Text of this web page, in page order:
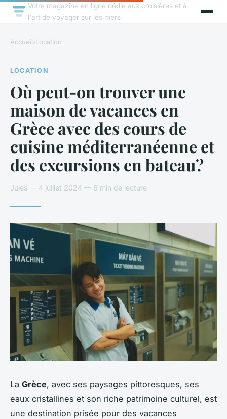
Votre magazine en ligne dédié aux croisières et à
l'art de voyager sur les mers
Accueil›Location
LOCATION
Où peut-on trouver une
maison de vacances en
Grèce avec des cours de
cuisine méditerranéenne et
des excursions en bateau?
Jules — 4 juillet 2024 — 6 min de lecture
La Grèce, avec ses paysages pittoresques, ses
eaux cristallines et son riche patrimoine culturel, est
une destination prisée pour des vacances